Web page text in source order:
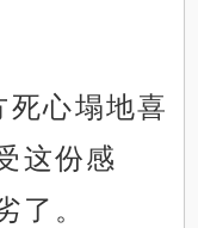
心塌地喜
这份感
了。